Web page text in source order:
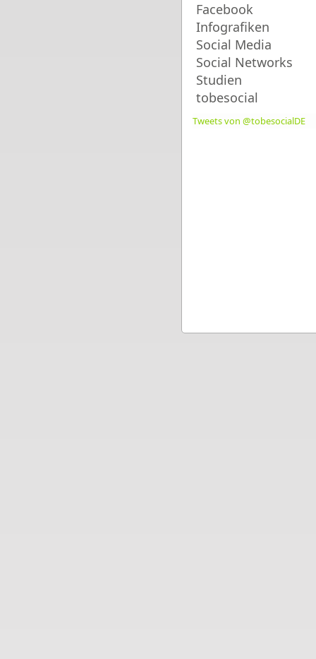
Facebook
Infografiken
Social Media
Social Networks
Studien
tobesocial
Tweets von @tobesocialDE